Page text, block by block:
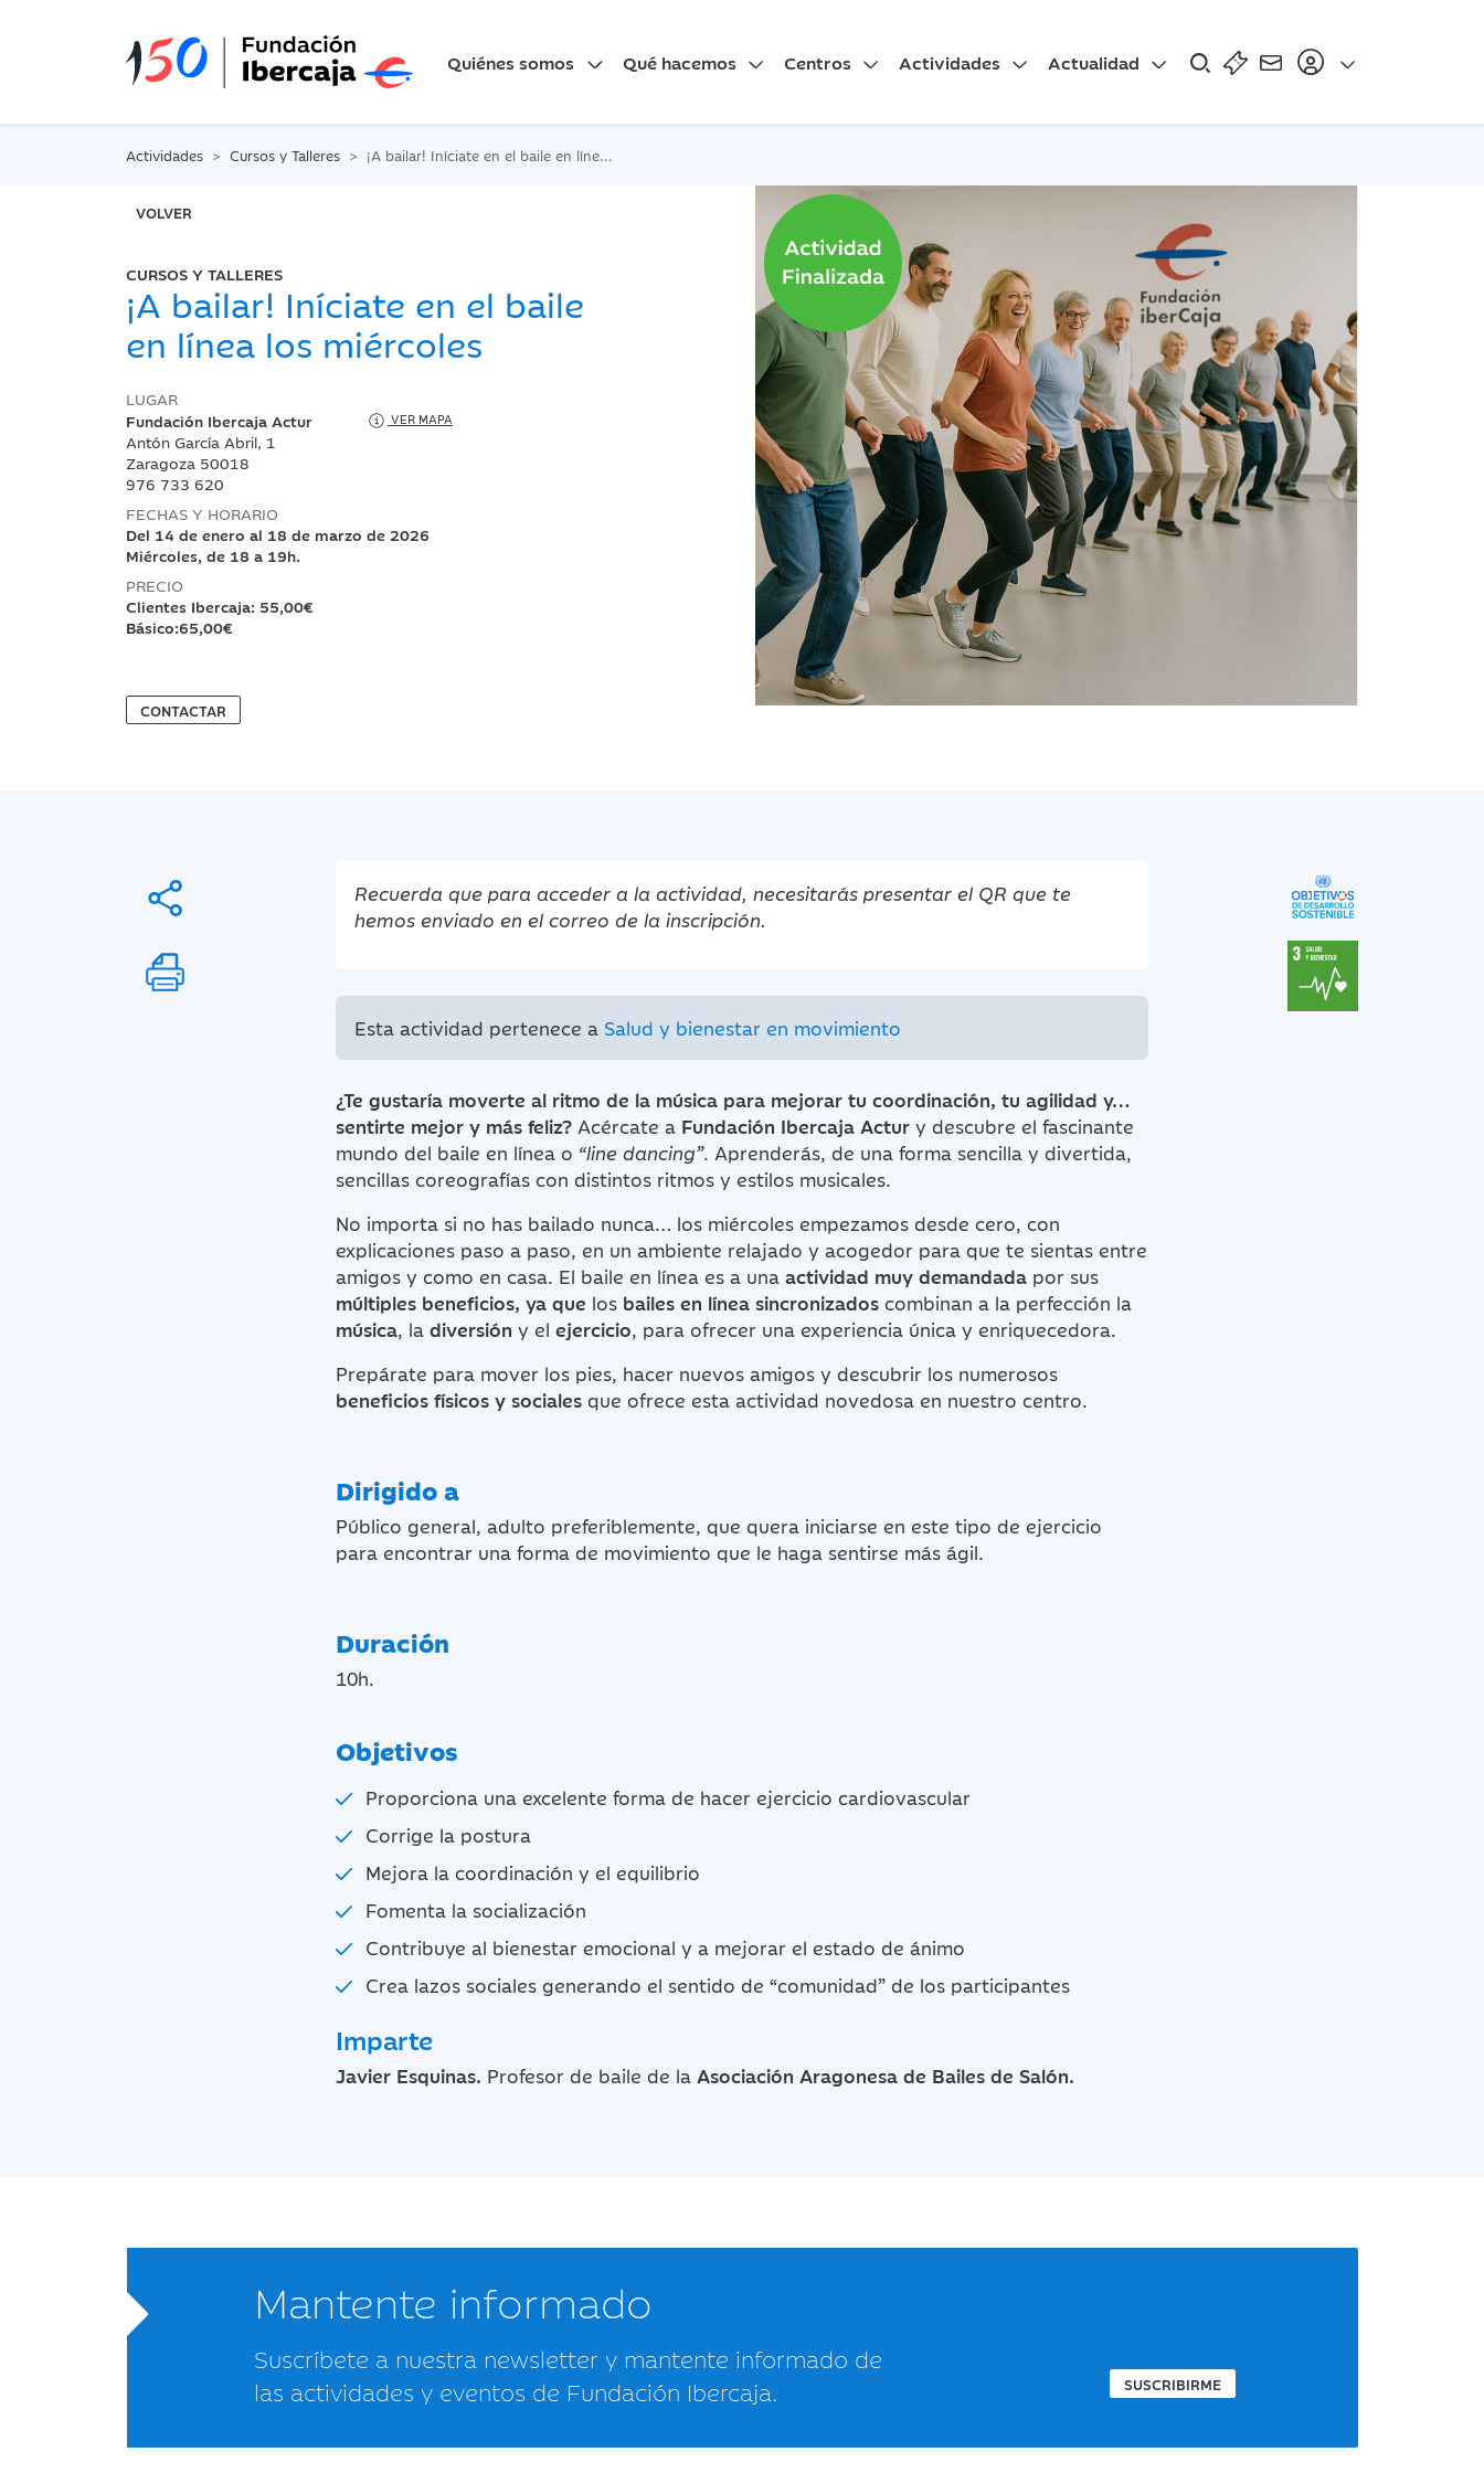
Quiénes somos Qué hacemos Centros Actividades Actualidad
Actividades Cursos y Talleres ¡A bailar! Iníciate en el baile en línea los miércoles
VOLVER
CURSOS Y TALLERES
¡A bailar! Iníciate en el baile
en línea los miércoles
LUGAR
Fundación Ibercaja Actur
VER MAPA
Antón García Abril, 1
Zaragoza 50018
976 733 620
FECHAS Y HORARIO
Del 14 de enero al 18 de marzo de 2026
Miércoles, de 18 a 19h.
PRECIO
Clientes Ibercaja: 55,00€
Básico:65,00€
CONTACTAR
Recuerda que para acceder a la actividad, necesitarás presentar el QR que te
hemos enviado en el correo de la inscripción.
Esta actividad pertenece a Salud y bienestar en movimiento
¿Te gustaría moverte al ritmo de la música para mejorar tu coordinación, tu agilidad y…
sentirte mejor y más feliz? Acércate a Fundación Ibercaja Actur y descubre el fascinante
mundo del baile en línea o “line dancing”. Aprenderás, de una forma sencilla y divertida,
sencillas coreografías con distintos ritmos y estilos musicales.
No importa si no has bailado nunca… los miércoles empezamos desde cero, con
explicaciones paso a paso, en un ambiente relajado y acogedor para que te sientas entre
amigos y como en casa. El baile en línea es a una actividad muy demandada por sus
múltiples beneficios, ya que los bailes en línea sincronizados combinan a la perfección la
música, la diversión y el ejercicio, para ofrecer una experiencia única y enriquecedora.
Prepárate para mover los pies, hacer nuevos amigos y descubrir los numerosos
beneficios físicos y sociales que ofrece esta actividad novedosa en nuestro centro.
Dirigido a
Público general, adulto preferiblemente, que quera iniciarse en este tipo de ejercicio
para encontrar una forma de movimiento que le haga sentirse más ágil.
Duración
10h.
Objetivos
Proporciona una excelente forma de hacer ejercicio cardiovascular
Corrige la postura
Mejora la coordinación y el equilibrio
Fomenta la socialización
Contribuye al bienestar emocional y a mejorar el estado de ánimo
Crea lazos sociales generando el sentido de “comunidad” de los participantes
Imparte
Javier Esquinas. Profesor de baile de la Asociación Aragonesa de Bailes de Salón.
Mantente informado
Suscríbete a nuestra newsletter y mantente informado de
las actividades y eventos de Fundación Ibercaja.
SUSCRIBIRME